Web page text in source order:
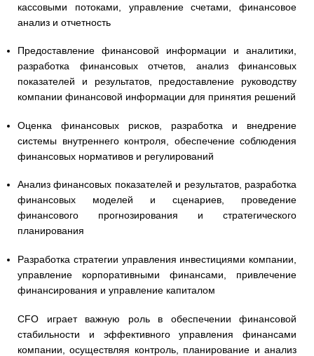
кассовыми потоками, управление счетами, финансовое
анализ и отчетность
Предоставление финансовой информации и аналитики,
разработка финансовых отчетов, анализ финансовых
показателей и результатов, предоставление руководству
компании финансовой информации для принятия решений
Оценка финансовых рисков, разработка и внедрение
системы внутреннего контроля, обеспечение соблюдения
финансовых нормативов и регулирований
Анализ финансовых показателей и результатов, разработка
финансовых моделей и сценариев, проведение
финансового прогнозирования и стратегического
планирования
Разработка стратегии управления инвестициями компании,
управление корпоративными финансами, привлечение
финансирования и управление капиталом
CFO играет важную роль в обеспечении финансовой
стабильности и эффективного управления финансами
компании, осуществляя контроль, планирование и анализ